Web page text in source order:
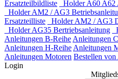
Ersatzteilbildliste
Holder A60 A62
Holder AM2 / AG3
Ersatzteilliste
Holder AM2 / AG3
Holder AG35 Bertriebsanleitung
Anleitungen B-Reihe Anleitungen
Anleitungen H-Reihe Anleitungen
Anleitungen Motoren Bestellen
Login